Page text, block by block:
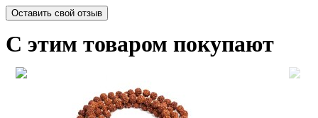
Оставить свой отзыв
С этим товаром покупают